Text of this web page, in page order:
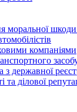
моральної
компаніями
та ділової